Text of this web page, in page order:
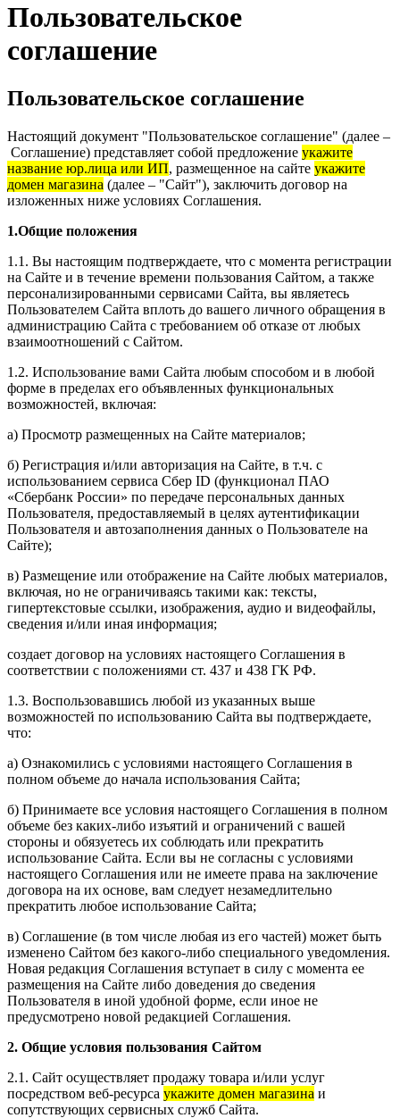
Пользовательское
соглашение
Пользовательское соглашение
Настоящий документ "Пользовательское соглашение" (далее –
Соглашение) представляет собой предложение укажите
название юр.лица или ИП, размещенное на сайте укажите
домен магазина (далее – "Сайт"), заключить договор на
изложенных ниже условиях Соглашения.
1.Общие положения
1.1. Вы настоящим подтверждаете, что с момента регистрации
на Сайте и в течение времени пользования Сайтом, а также
персонализированными сервисами Сайта, вы являетесь
Пользователем Сайта вплоть до вашего личного обращения в
администрацию Сайта с требованием об отказе от любых
взаимоотношений с Сайтом.
1.2. Использование вами Сайта любым способом и в любой
форме в пределах его объявленных функциональных
возможностей, включая:
а) Просмотр размещенных на Сайте материалов;
б) Регистрация и/или авторизация на Сайте, в т.ч. с
использованием сервиса Сбер ID (функционал ПАО
«Сбербанк России» по передаче персональных данных
Пользователя, предоставляемый в целях аутентификации
Пользователя и автозаполнения данных о Пользователе на
Сайте);
в) Размещение или отображение на Сайте любых материалов,
включая, но не ограничиваясь такими как: тексты,
гипертекстовые ссылки, изображения, аудио и видеофайлы,
сведения и/или иная информация;
создает договор на условиях настоящего Соглашения в
соответствии с положениями ст. 437 и 438 ГК РФ.
1.3. Воспользовавшись любой из указанных выше
возможностей по использованию Сайта вы подтверждаете,
что:
а) Ознакомились с условиями настоящего Соглашения в
полном объеме до начала использования Сайта;
б) Принимаете все условия настоящего Соглашения в полном
объеме без каких-либо изъятий и ограничений с вашей
стороны и обязуетесь их соблюдать или прекратить
использование Сайта. Если вы не согласны с условиями
настоящего Соглашения или не имеете права на заключение
договора на их основе, вам следует незамедлительно
прекратить любое использование Сайта;
в) Соглашение (в том числе любая из его частей) может быть
изменено Сайтом без какого-либо специального уведомления.
Новая редакция Соглашения вступает в силу с момента ее
размещения на Сайте либо доведения до сведения
Пользователя в иной удобной форме, если иное не
предусмотрено новой редакцией Соглашения.
2. Общие условия пользования Сайтом
2.1. Сайт осуществляет продажу товара и/или услуг
посредством веб-ресурса укажите домен магазина и
сопутствующих сервисных служб Сайта.